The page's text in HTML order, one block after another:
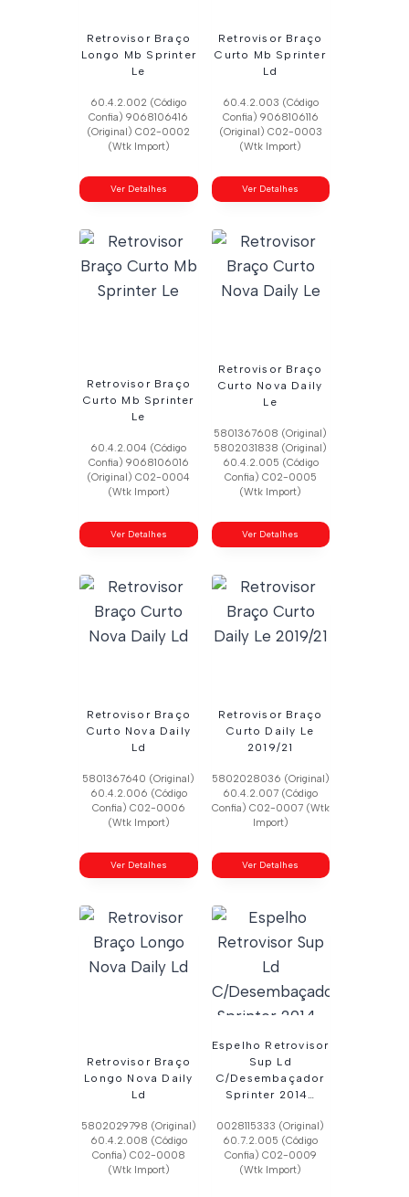
Retrovisor Braço
Longo Mb Sprinter
Le
60.4.2.002 (Código
Confia) 9068106416
(Original) C02-0002
(Wtk Import)
Ver Detalhes
Retrovisor Braço
Curto Mb Sprinter
Ld
60.4.2.003 (Código
Confia) 9068106116
(Original) C02-0003
(Wtk Import)
Ver Detalhes
Retrovisor Braço
Curto Mb Sprinter
Le
60.4.2.004 (Código
Confia) 9068106016
(Original) C02-0004
(Wtk Import)
Ver Detalhes
Retrovisor Braço
Curto Nova Daily
Le
5801367608 (Original)
5802031838 (Original)
60.4.2.005 (Código
Confia) C02-0005
(Wtk Import)
Ver Detalhes
Retrovisor Braço
Curto Nova Daily
Ld
5801367640 (Original)
60.4.2.006 (Código
Confia) C02-0006
(Wtk Import)
Ver Detalhes
Retrovisor Braço
Curto Daily Le
2019/21
5802028036 (Original)
60.4.2.007 (Código
Confia) C02-0007 (Wtk
Import)
Ver Detalhes
Retrovisor Braço
Longo Nova Daily
Ld
5802029798 (Original)
60.4.2.008 (Código
Confia) C02-0008
(Wtk Import)
Espelho Retrovisor
Sup Ld
C/Desembaçador
Sprinter 2014…
0028115333 (Original)
60.7.2.005 (Código
Confia) C02-0009
(Wtk Import)